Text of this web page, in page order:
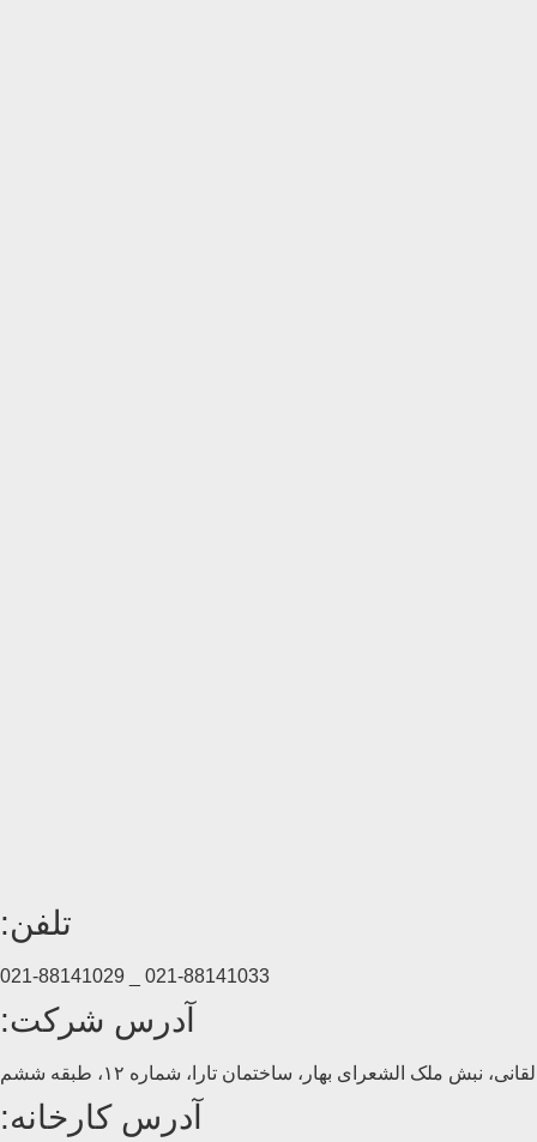
تلفن:
021-88141033 _ 021-88141029
آدرس شرکت:
نبش ملک الشعرای بهار، ساختمان تارا، شماره ۱۲، طبقه ششم
آدرس کارخانه: